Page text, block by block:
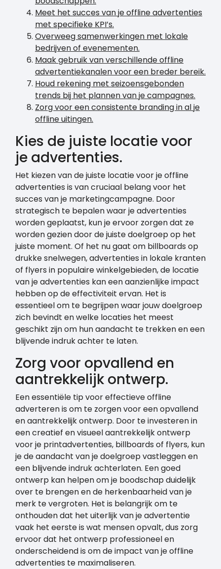
Meet het succes van je offline advertenties
met specifieke KPI’s.
Overweeg samenwerkingen met lokale
bedrijven of evenementen.
Maak gebruik van verschillende offline
advertentiekanalen voor een breder bereik.
Houd rekening met seizoensgebonden
trends bij het plannen van je campagnes.
Zorg voor een consistente branding in al je
offline uitingen.
Kies de juiste locatie voor
je advertenties.
Het kiezen van de juiste locatie voor je offline
advertenties is van cruciaal belang voor het
succes van je marketingcampagne. Door
strategisch te bepalen waar je advertenties
worden geplaatst, kun je ervoor zorgen dat ze
worden gezien door de juiste doelgroep op het
juiste moment. Of het nu gaat om billboards op
drukke snelwegen, advertenties in lokale kranten
of flyers in populaire winkelgebieden, de locatie
van je advertenties kan een aanzienlijke impact
hebben op de effectiviteit ervan. Het is
essentieel om te begrijpen waar jouw doelgroep
zich bevindt en welke locaties het meest
geschikt zijn om hun aandacht te trekken en een
blijvende indruk achter te laten.
Zorg voor opvallend en
aantrekkelijk ontwerp.
Een essentiële tip voor effectieve offline
adverteren is om te zorgen voor een opvallend
en aantrekkelijk ontwerp. Door te investeren in
een creatief en visueel aantrekkelijk ontwerp
voor je printadvertenties, billboards of flyers, kun
je de aandacht van je doelgroep vastleggen en
een blijvende indruk achterlaten. Een goed
ontwerp kan helpen om je boodschap duidelijk
over te brengen en de herkenbaarheid van je
merk te vergroten. Het is belangrijk om te
onthouden dat het uiterlijk van je advertentie
vaak het eerste is wat mensen opvalt, dus zorg
ervoor dat het ontwerp professioneel en
onderscheidend is om de impact van je offline
advertenties te maximaliseren.